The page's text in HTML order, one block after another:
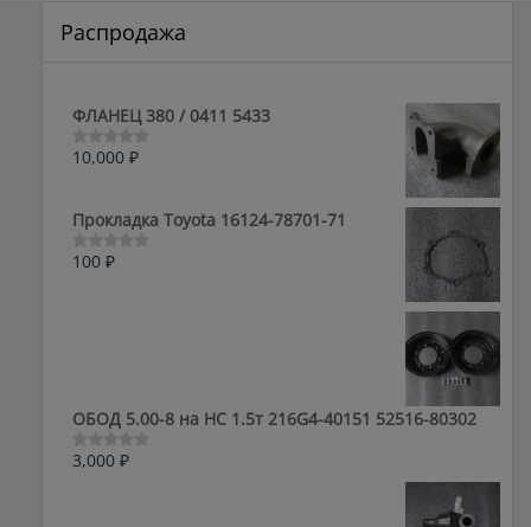
Распродажа
ФЛАНЕЦ 380 / 0411 5433
Оценка
5
10,000 ₽
Прокладка Toyota 16124-78701-71
Оценка
100 ₽
ОБОД 5.00-8 на HC 1.5т 216G4-40151 52516-80302
Оценка
3,000 ₽